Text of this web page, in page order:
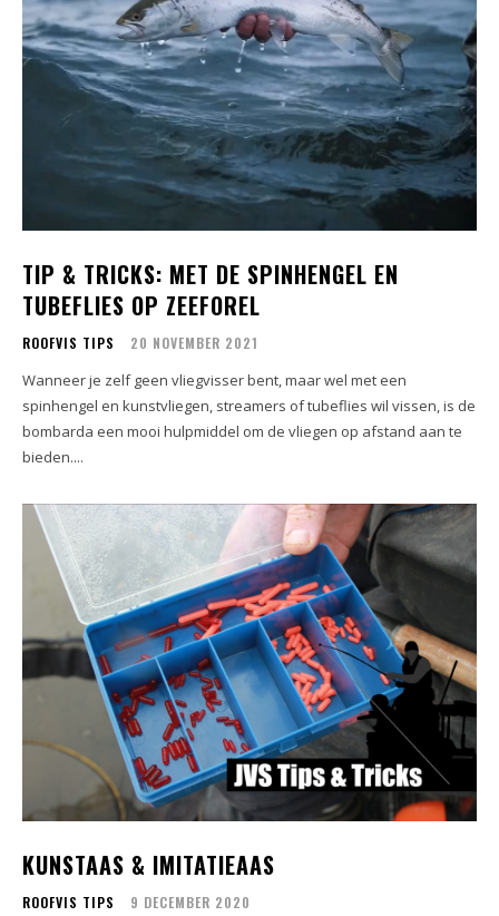
TIP & TRICKS: MET DE SPINHENGEL EN
TUBEFLIES OP ZEEFOREL
ROOFVIS TIPS 20 NOVEMBER 2021
Wanneer je zelf geen vliegvisser bent, maar wel met een
spinhengel en kunstvliegen, streamers of tubeflies wil vissen, is de
bombarda een mooi hulpmiddel om de vliegen op afstand aan te
bieden....
KUNSTAAS & IMITATIEAAS
ROOFVIS TIPS 9 DECEMBER 2020